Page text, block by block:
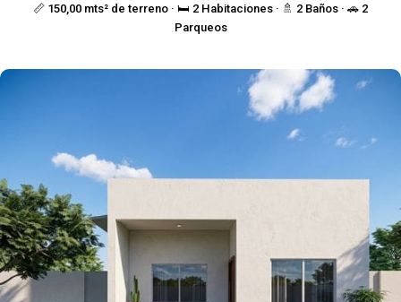
📏 150,00 mts² de terreno · 🛏️ 2 Habitaciones · 🚿 2 Baños · 🚗 2
Parqueos